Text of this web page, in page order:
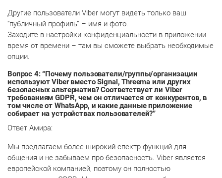
Другие пользователи Viber могут видеть только ваш
“публичный профиль” – имя и фото.
Заходите в настройки конфиденциальности в приложении
время от времени – там вы сможете выбрать необходимые
опции.
Вопрос 4: “Почему пользователи/группы/организации
используют Viber вместо Signal, Threema или других
безопасных альтернатив? Соответствует ли Viber
требованиям GDPR, чем он отличается от конкурентов, в
том числе от WhatsApp, и какие данные приложение
собирает на устройствах пользователей?”
Ответ Амира:
Мы предлагаем более широкий спектр функций для
общения и не забываем про безопасность. Viber является
европейской компанией, поэтому он полностью